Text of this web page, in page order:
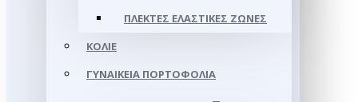
ΠΛΕΚΤΈΣ ΕΛΑΣΤΙΚΈΣ ΖΏΝΕΣ
ΚΟΛΙΈ
ΓΥΝΑΙΚΕΊΑ ΠΟΡΤΟΦΌΛΙΑ